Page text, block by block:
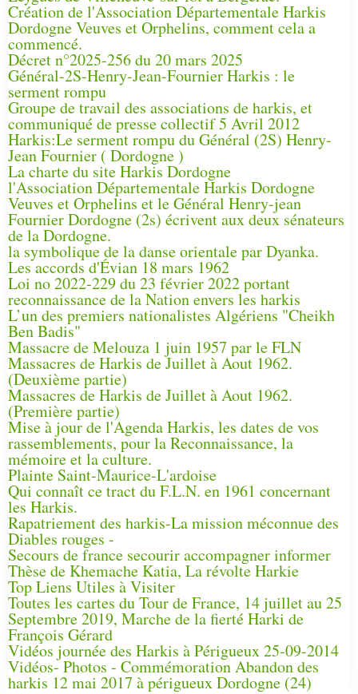
Création de l'Association Départementale Harkis
Dordogne Veuves et Orphelins, comment cela a
commencé.
Décret n°2025-256 du 20 mars 2025
Général-2S-Henry-Jean-Fournier Harkis : le
serment rompu
Groupe de travail des associations de harkis, et
communiqué de presse collectif 5 Avril 2012
Harkis:Le serment rompu du Général (2S) Henry-
Jean Fournier ( Dordogne )
La charte du site Harkis Dordogne
l'Association Départementale Harkis Dordogne
Veuves et Orphelins et le Général Henry-jean
Fournier Dordogne (2s) écrivent aux deux sénateurs
de la Dordogne.
la symbolique de la danse orientale par Dyanka.
Les accords d'Évian 18 mars 1962
Loi no 2022-229 du 23 février 2022 portant
reconnaissance de la Nation envers les harkis
L’un des premiers nationalistes Algériens "Cheikh
Ben Badis"
Massacre de Melouza 1 juin 1957 par le FLN
Massacres de Harkis de Juillet à Aout 1962.
(Deuxième partie)
Massacres de Harkis de Juillet à Aout 1962.
(Première partie)
Mise à jour de l'Agenda Harkis, les dates de vos
rassemblements, pour la Reconnaissance, la
mémoire et la culture.
Plainte Saint-Maurice-L'ardoise
Qui connaît ce tract du F.L.N. en 1961 concernant
les Harkis.
Rapatriement des harkis-La mission méconnue des
Diables rouges -
Secours de france secourir accompagner informer
Thèse de Khemache Katia, La révolte Harkie
Top Liens Utiles à Visiter
Toutes les cartes du Tour de France, 14 juillet au 25
Septembre 2019, Marche de la fierté Harki de
François Gérard
Vidéos journée des Harkis à Périgueux 25-09-2014
Vidéos- Photos - Commémoration Abandon des
harkis 12 mai 2017 à périgueux Dordogne (24)